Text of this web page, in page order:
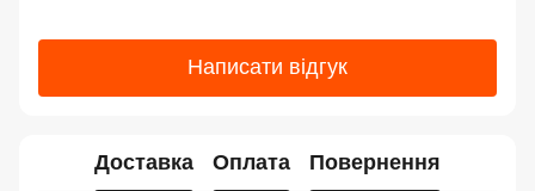
Написати відгук
Доставка Оплата Повернення